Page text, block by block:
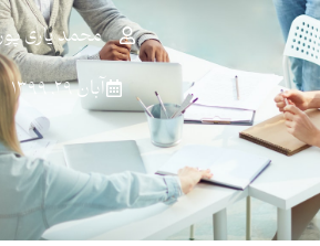
محمد یاری پور
آبان ۲۹, ۱۳۹۹